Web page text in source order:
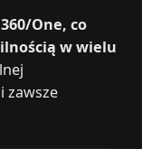
One, co
w wielu
zawsze